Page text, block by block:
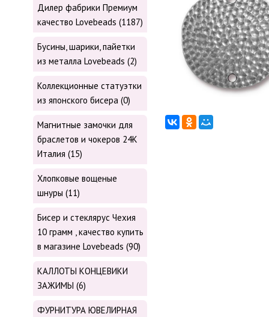
Дилер фабрики Премиум
качество Lovebeads (1187)
Бусины, шарики, пайетки
из металла Lovebeads (2)
Коллекционные статуэтки
из японского бисера (0)
Магнитные замочки для
браслетов и чокеров 24К
Италия (15)
Хлопковые вощеные
шнуры (11)
Бисер и стеклярус Чехия
10 грамм , качество купить
в магазине Lovebeads (90)
КАЛЛОТЫ КОНЦЕВИКИ
ЗАЖИМЫ (6)
ФУРНИТУРА ЮВЕЛИРНАЯ